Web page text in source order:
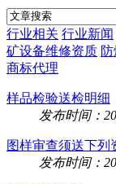
行业相关 行业新闻
矿设备维修资质
商标代理
样品检验送检明细
发布时间：
图样审查须送下列
发布时间：